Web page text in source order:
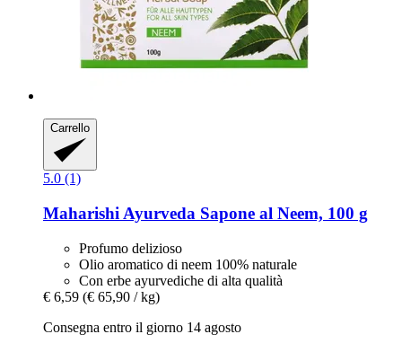
Carrello
5.0 (1)
Maharishi Ayurveda Sapone al Neem, 100 g
Profumo delizioso
Olio aromatico di neem 100% naturale
Con erbe ayurvediche di alta qualità
€ 6,59 (€ 65,90 / kg)
Consegna entro il giorno 14 agosto